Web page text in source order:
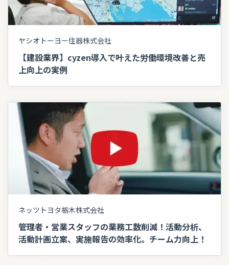
ヤシオトーヨー住器株式会社
【建設業界】cyzen導入で叶えた労働環境改善と売
上向上の実例
ネッツトヨタ栃木株式会社
管理者・営業スタッフの業務工数削減！活動分析、
活動計画立案、実施報告の効率化。チーム力向上！